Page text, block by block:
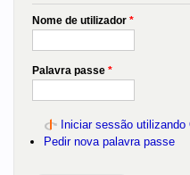
Nome de utilizador *
Palavra passe *
Iniciar sessão utilizando
Pedir nova palavra passe